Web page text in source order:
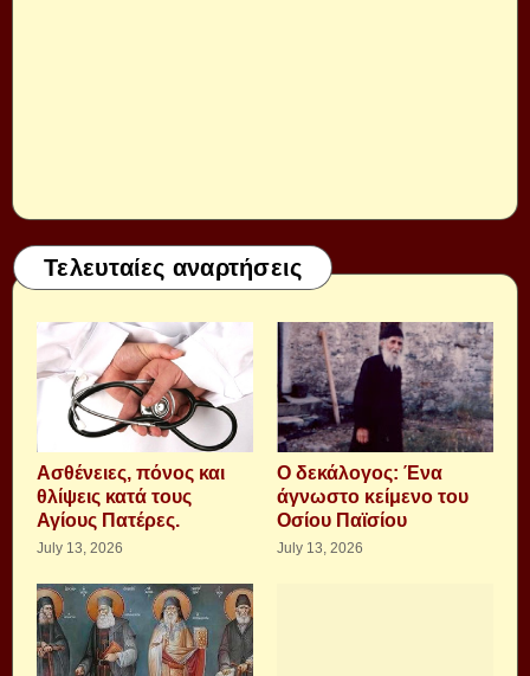
Τελευταίες αναρτήσεις
Aσθένειες, πόνος και
θλίψεις κατά τους
Αγίους Πατέρες.
July 13, 2026
Ο δεκάλογος: Ένα
άγνωστο κείμενο του
Οσίου Παϊσίου
July 13, 2026